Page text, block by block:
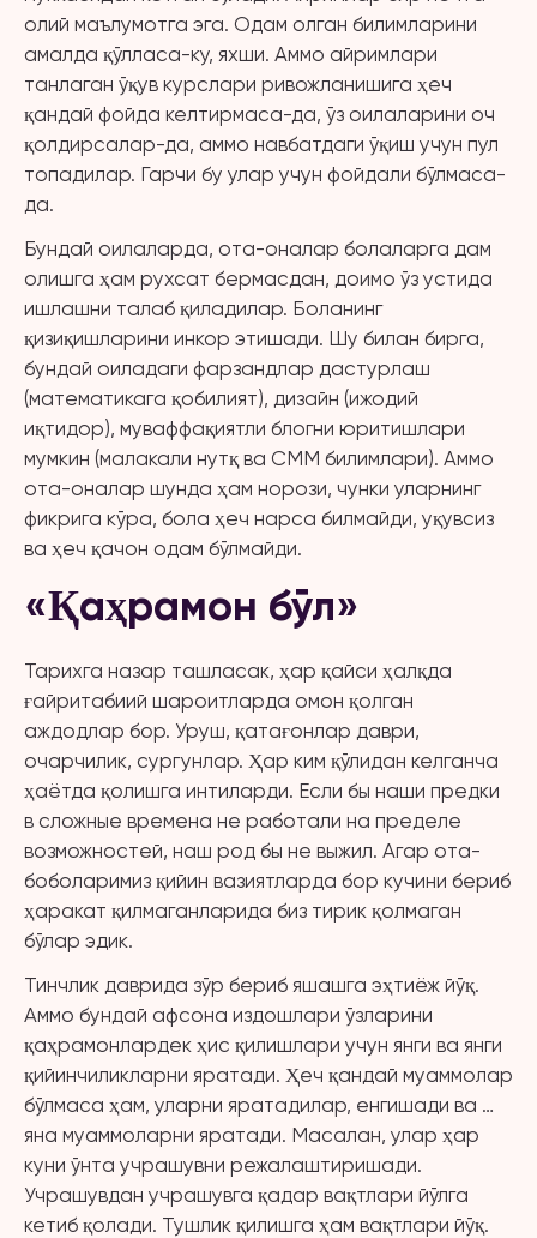
олий маълумотга эга. Одам олган билимларини
амалда қўлласа-ку, яхши. Аммо айримлари
танлаган ўқув курслари ривожланишига ҳеч
қандай фойда келтирмаса-да, ўз оилаларини оч
қолдирсалар-да, аммо навбатдаги ўқиш учун пул
топадилар. Гарчи бу улар учун фойдали бўлмаса-
да.
Бундай оилаларда, ота-оналар болаларга дам
олишга ҳам рухсат бермасдан, доимо ўз устида
ишлашни талаб қиладилар. Боланинг
қизиқишларини инкор этишади. Шу билан бирга,
бундай оиладаги фарзандлар дастурлаш
(математикага қобилият), дизайн (ижодий
иқтидор), муваффақиятли блогни юритишлари
мумкин (малакали нутқ ва СММ билимлари). Аммо
ота-оналар шунда ҳам норози, чунки уларнинг
фикрига кўра, бола ҳеч нарса билмайди, уқувсиз
ва ҳеч қачон одам бўлмайди.
«Қаҳрамон бўл»
Тарихга назар ташласак, ҳар қайси ҳалқда
ғайритабиий шароитларда омон қолган
аждодлар бор. Уруш, қатағонлар даври,
очарчилик, сургунлар. Ҳар ким қўлидан келганча
ҳаётда қолишга интиларди. Если бы наши предки
в сложные времена не работали на пределе
возможностей, наш род бы не выжил. Агар ота-
боболаримиз қийин вазиятларда бор кучини бериб
ҳаракат қилмаганларида биз тирик қолмаган
бўлар эдик.
Тинчлик даврида зўр бериб яшашга эҳтиёж йўқ.
Аммо бундай афсона издошлари ўзларини
қаҳрамонлардек ҳис қилишлари учун янги ва янги
қийинчиликларни яратади. Ҳеч қандай муаммолар
бўлмаса ҳам, уларни яратадилар, енгишади ва …
яна муаммоларни яратади. Масалан, улар ҳар
куни ўнта учрашувни режалаштиришади.
Учрашувдан учрашувга қадар вақтлари йўлга
кетиб қолади. Тушлик қилишга ҳам вақтлари йўқ.